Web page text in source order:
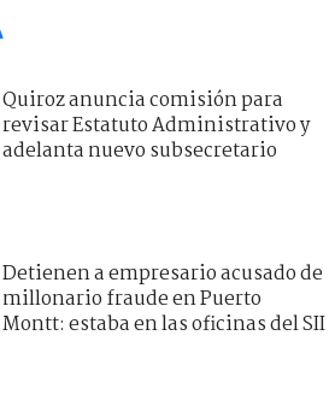
Quiroz anuncia comisión para
revisar Estatuto Administrativo y
adelanta nuevo subsecretario
Detienen a empresario acusado de
millonario fraude en Puerto
Montt: estaba en las oficinas del SII